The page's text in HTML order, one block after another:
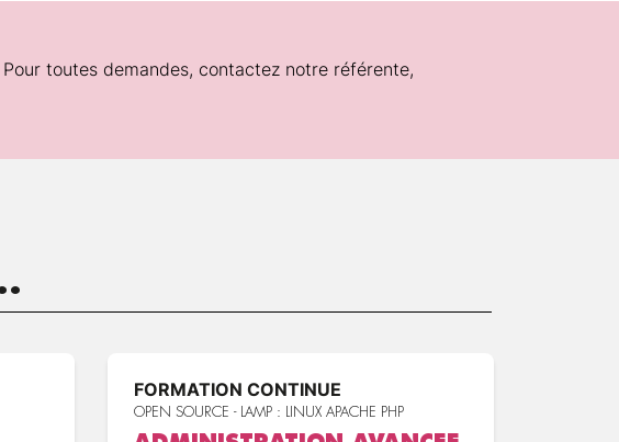
toutes demandes, contactez notre référente,
FORMATION CONTINUE
OPEN SOURCE - LAMP : LINUX APACHE PHP